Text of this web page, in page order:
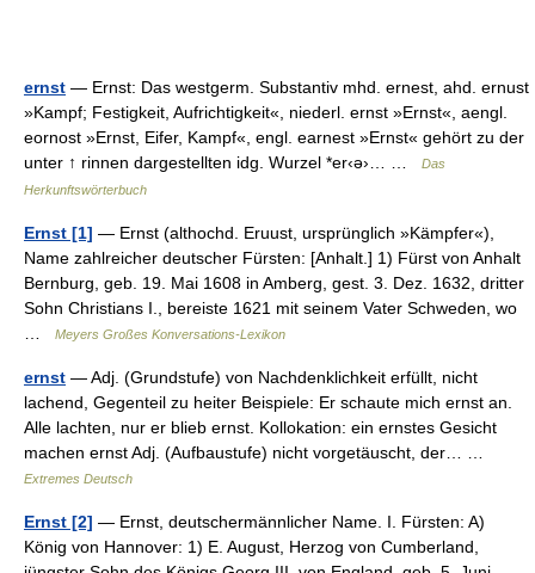
ernst — Ernst: Das westgerm. Substantiv mhd. ernest, ahd. ernust
»Kampf; Festigkeit, Aufrichtigkeit«, niederl. ernst »Ernst«, aengl.
eornost »Ernst, Eifer, Kampf«, engl. earnest »Ernst« gehört zu der
unter ↑ rinnen dargestellten idg. Wurzel *er‹ə›… …
Das
Herkunftswörterbuch
Ernst [1] — Ernst (althochd. Eruust, ursprünglich »Kämpfer«),
Name zahlreicher deutscher Fürsten: [Anhalt.] 1) Fürst von Anhalt
Bernburg, geb. 19. Mai 1608 in Amberg, gest. 3. Dez. 1632, dritter
Sohn Christians I., bereiste 1621 mit seinem Vater Schweden, wo
Meyers Großes Konversations-Lexikon
ernst — Adj. (Grundstufe) von Nachdenklichkeit erfüllt, nicht
lachend, Gegenteil zu heiter Beispiele: Er schaute mich ernst an.
Alle lachten, nur er blieb ernst. Kollokation: ein ernstes Gesicht
machen ernst Adj. (Aufbaustufe) nicht vorgetäuscht, der… …
Extremes Deutsch
Ernst [2] — Ernst, deutschermännlicher Name. I. Fürsten: A)
König von Hannover: 1) E. August, Herzog von Cumberland,